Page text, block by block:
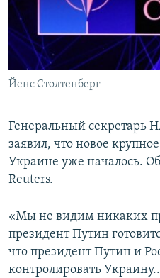
ПОБЕДИТЕЛЕЙ НЕ СУДЯТ?
КРЫМ.НЕПОКОРЕННЫЙ
ELIFBE
УКРАИНСКАЯ ПРОБЛЕМА КРЫМА
ПРИСОЕДИНЯЙТЕСЬ!
Йенс Столтенберг
Генеральный секретарь
заявил, что новое
Украине уже началось.
Reuters.
«Мы не видим никаких
президент Путин
что президент Путин и
контролировать